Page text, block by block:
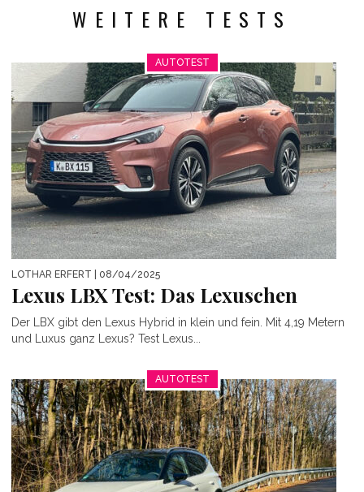
WEITERE TESTS
AUTOTEST
LOTHAR ERFERT | 08/04/2025
Lexus LBX Test: Das Lexuschen
Der LBX gibt den Lexus Hybrid in klein und fein. Mit 4,19 Metern
und Luxus ganz Lexus? Test Lexus...
AUTOTEST